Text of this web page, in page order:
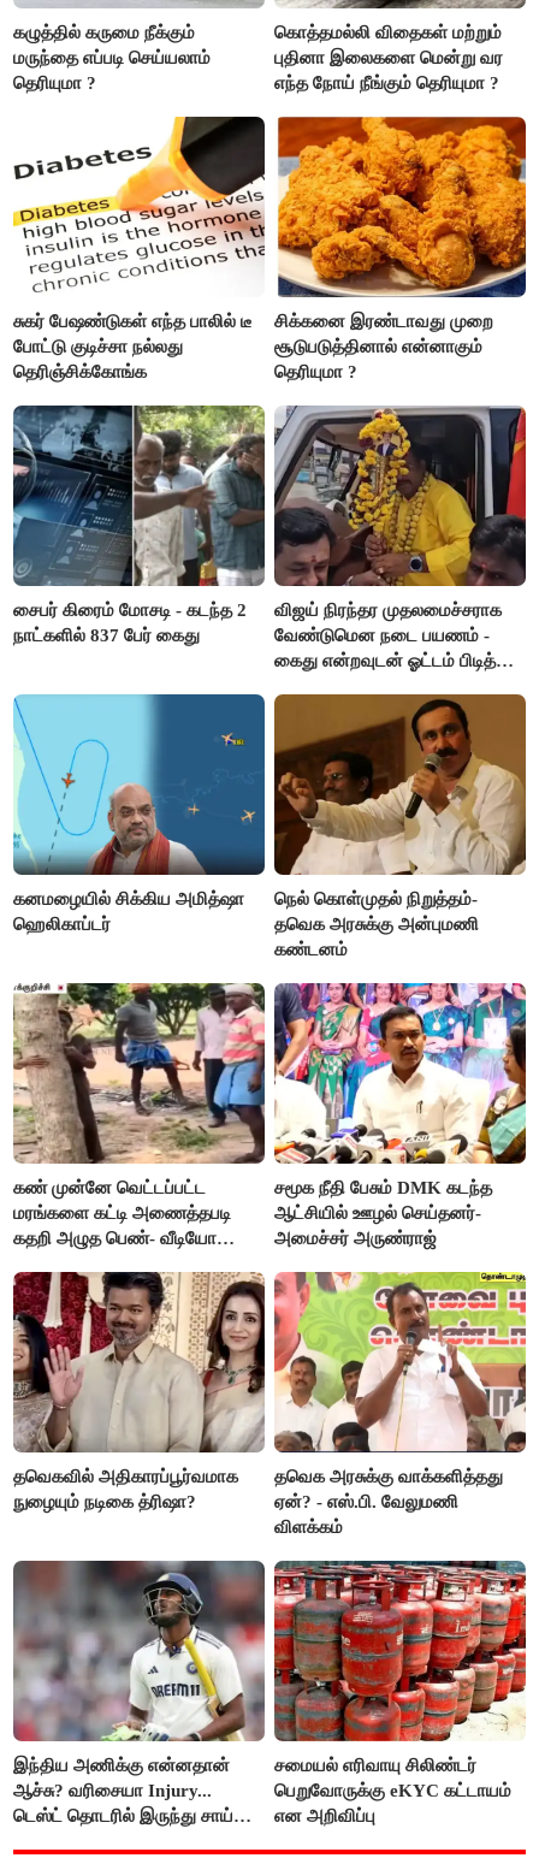
கழுத்தில் கருமை நீக்கும்
மருந்தை எப்படி செய்யலாம்
தெரியுமா ?
கொத்தமல்லி விதைகள் மற்றும்
புதினா இலைகளை மென்று வர
எந்த நோய் நீங்கும் தெரியுமா ?
சுகர் பேஷண்டுகள் எந்த பாலில் டீ
போட்டு குடிச்சா நல்லது
தெரிஞ்சிக்கோங்க
சிக்கனை இரண்டாவது முறை
சூடுபடுத்தினால் என்னாகும்
தெரியுமா ?
சைபர் கிரைம் மோசடி - கடந்த 2
நாட்களில் 837 பேர் கைது
விஜய் நிரந்தர முதலமைச்சராக
வேண்டுமென நடை பயணம் -
கைது என்றவுடன் ஓட்டம் பிடித்த
கனமழையில் சிக்கிய அமித்ஷா
ஹெலிகாப்டர்
நெல் கொள்முதல் நிறுத்தம்-
தவெக அரசுக்கு அன்புமணி
கண்டனம்
கண் முன்னே வெட்டப்பட்ட
மரங்களை கட்டி அணைத்தபடி
கதறி அழுத பெண்- வீடியோ
சமூக நீதி பேசும் DMK கடந்த
ஆட்சியில் ஊழல் செய்தனர்-
அமைச்சர் அருண்ராஜ்
தவெகவில் அதிகாரப்பூர்வமாக
நுழையும் நடிகை த்ரிஷா?
தவெக அரசுக்கு வாக்களித்தது
ஏன்? - எஸ்.பி. வேலுமணி
விளக்கம்
இந்திய அணிக்கு என்னதான்
ஆச்சு? வரிசையா Injury...
டெஸ்ட் தொடரில் இருந்து சாய்
சமையல் எரிவாயு சிலிண்டர்
பெறுவோருக்கு eKYC கட்டாயம்
என அறிவிப்பு